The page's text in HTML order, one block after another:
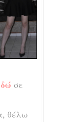
σε
θέλω